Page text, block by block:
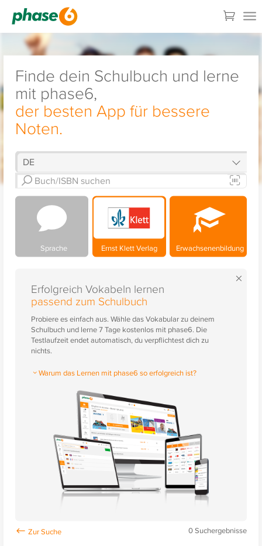
Finde dein Schulbuch und lerne
mit phase6,
der besten App für bessere
Noten.
Sprache Ernst Klett Verlag Erwachsenenbildung
×
Erfolgreich Vokabeln lernen
passend zum Schulbuch
Probiere es einfach aus. Wähle das Vokabular zu deinem
Schulbuch und lerne 7 Tage kostenlos mit phase6. Die
Testlaufzeit endet automatisch, du verpflichtest dich zu
nichts.
Warum das Lernen mit phase6 so erfolgreich ist?
0Suchergebnisse